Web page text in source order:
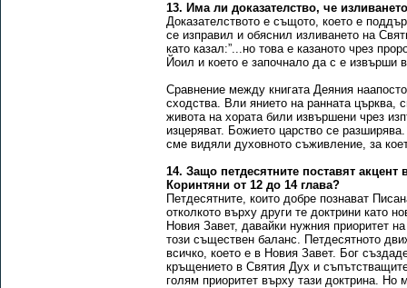
13. Има ли доказателство, че
Доказателството е същото, което е
се изправил и обяснил изливането на
като казал:”...но това е казаното чрез
Йоил и което е започнало да с е извърши
Сравнение между книгата Деяния
сходства. Вли янието на ранната църква,
живота на хората били извършени чрез
изцеряват. Божието царство се
сме видяли духовното съживление, за
14. Защо петдесятните поставят
Коринтяни от 12 до 14 глава?
Петдесятните, които добре познават
отколкото върху други те доктрини като
Новия Завет, давайки нужния приоритет
този съществен баланс. Петдесятното
всичко, което е в Новия Завет. Бог
кръщението в Святия Дух и
голям приоритет върху тази доктрина. Но